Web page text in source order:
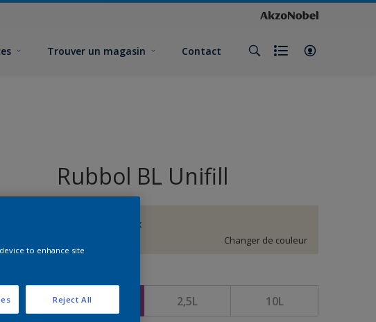
Trouver un magasin Contact
Rubbol BL Unifill
Blanc de chaux
Changer de couleur
2,5L 10L
to enhance site
Reject All